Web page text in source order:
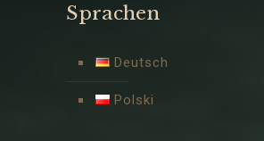
Sprachen
Deutsch
Polski